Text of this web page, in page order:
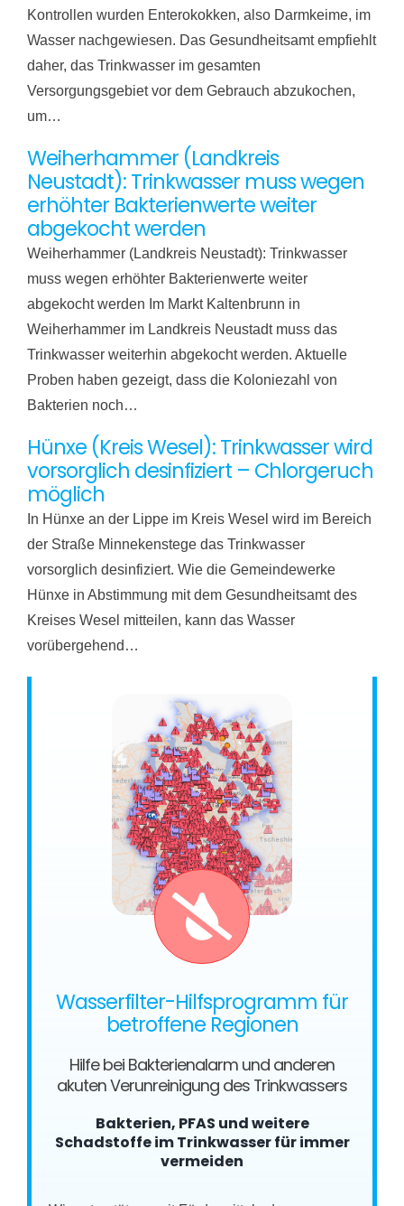
Kontrollen wurden Enterokokken, also Darmkeime, im
Wasser nachgewiesen. Das Gesundheitsamt empfiehlt
daher, das Trinkwasser im gesamten
Versorgungsgebiet vor dem Gebrauch abzukochen,
um…
Weiherhammer (Landkreis
Neustadt): Trinkwasser muss wegen
erhöhter Bakterienwerte weiter
abgekocht werden
Weiherhammer (Landkreis Neustadt): Trinkwasser
muss wegen erhöhter Bakterienwerte weiter
abgekocht werden Im Markt Kaltenbrunn in
Weiherhammer im Landkreis Neustadt muss das
Trinkwasser weiterhin abgekocht werden. Aktuelle
Proben haben gezeigt, dass die Koloniezahl von
Bakterien noch…
Hünxe (Kreis Wesel): Trinkwasser wird
vorsorglich desinfiziert – Chlorgeruch
möglich
In Hünxe an der Lippe im Kreis Wesel wird im Bereich
der Straße Minnekenstege das Trinkwasser
vorsorglich desinfiziert. Wie die Gemeindewerke
Hünxe in Abstimmung mit dem Gesundheitsamt des
Kreises Wesel mitteilen, kann das Wasser
vorübergehend…
Wasserfilter-Hilfsprogramm für
betroffene Regionen
Hilfe bei Bakterienalarm und anderen
akuten Verunreinigung des Trinkwassers
Bakterien, PFAS und weitere
Schadstoffe im Trinkwasser für immer
vermeiden